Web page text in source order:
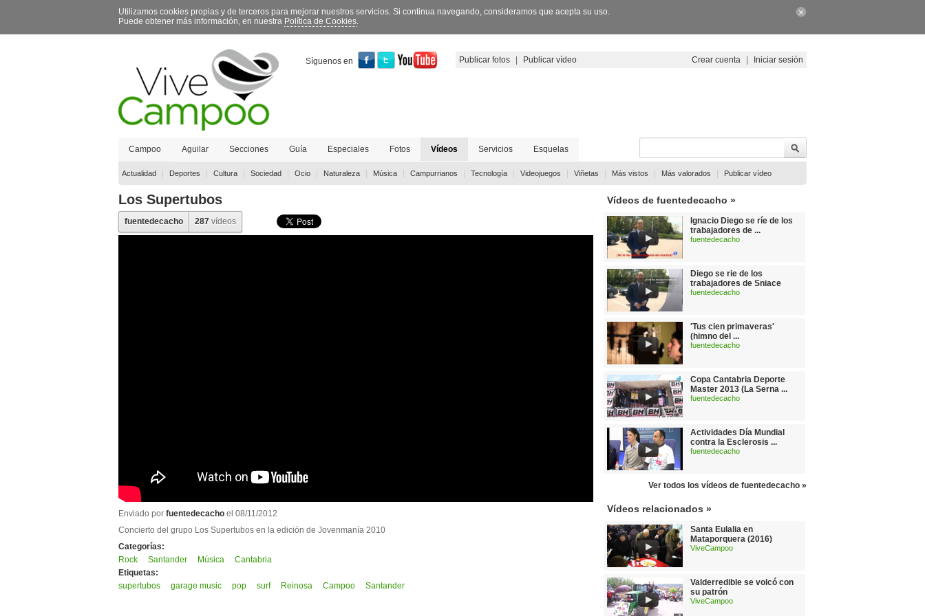
Utilizamos cookies propias y de terceros para mejorar nuestros servicios. Si continua navegando, consideramos que acepta su uso.
Puede obtener más información, en nuestra Política de Cookies.
Síguenos en Publicar fotos Publicar vídeo Crear cuenta Iniciar sesión
Campoo Aguilar Secciones Guía Especiales Fotos Vídeos
Actualidad Deportes Cultura Sociedad Ocio Naturaleza Música Campurrianos Tecnología Videojuegos Viñetas Más vistos Más valorados Publicar vídeo
Servicios Esquelas
Contacto
Los Supertubos
fuentedecacho 287 vídeos
Enviado por fuentedecacho el 08/11/2012
Concierto del grupo Los Supertubos en la edición de Jovenmanía 2010
Categorías:
Rock
Santander Música
Cantabria
Etiquetas:
supertubos
garage music pop surf Reinosa Campoo Santander
Vídeos de fuentedecacho »
Ignacio Diego se ríe de los
trabajadores de ...
fuentedecacho
Diego se rie de los
trabajadores de Sniace
fuentedecacho
'Tus cien primaveras'
(himno del ...
fuentedecacho
Copa Cantabria Deporte
Master 2013 (La Serna ...
fuentedecacho
Actividades Día Mundial
contra la Esclerosis ...
fuentedecacho
Ver todos los vídeos de fuentedecacho »
Vídeos relacionados »
Santa Eulalia en
Mataporquera (2016)
ViveCampoo
Valderredible se volcó con
su patrón
ViveCampoo